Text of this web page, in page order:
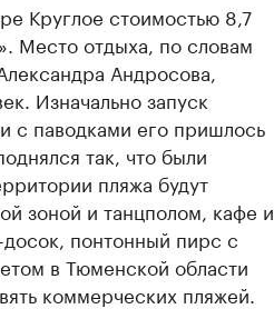
Круглое стоимостью 8,7
Место отдыха, по словам
Андросова,
Изначально запуск
с паводками его пришлось
так, что были
пляжа будут
зоной и танцполом, кафе и
понтонный пирс с
в Тюменской области
коммерческих пляжей.